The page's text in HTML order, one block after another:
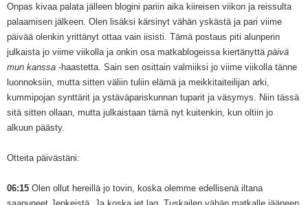
Onpas kivaa palata jälleen blogini pariin aika kiireisen viikon ja reissulta
palaamisen jälkeen. Olen lisäksi kärsinyt vähän yskästä ja pari viime
päivää olenkin yrittänyt ottaa vain iisisti. Tämä postaus piti alunperin
julkaista jo viime viikolla ja onkin osa matkablogeissa kiertänyttä päivä
mun kanssa -haastetta. Sain sen osittain valmiiksi jo viime viikolla tänne
luonnoksiin, mutta sitten väliin tuliin elämä ja meikkitaiteilijan arki,
kummipojan synttärit ja ystäväpariskunnan tuparit ja väsymys. Niin tässä
sitä sitten ollaan, mutta julkaistaan tämä nyt kuitenkin, kun oltiin jo
alkuun päästy.
Otteita päivästäni:
06:15 Olen ollut hereillä jo tovin, koska olemme edellisenä iltana